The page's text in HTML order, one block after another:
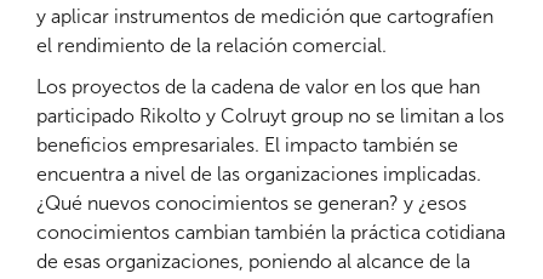
y aplicar instrumentos de medición que cartografíen
el rendimiento de la relación comercial.
Los proyectos de la cadena de valor en los que han
participado Rikolto y Colruyt group no se limitan a los
beneficios empresariales. El impacto también se
encuentra a nivel de las organizaciones implicadas.
¿Qué nuevos conocimientos se generan? y ¿esos
conocimientos cambian también la práctica cotidiana
de esas organizaciones, poniendo al alcance de la